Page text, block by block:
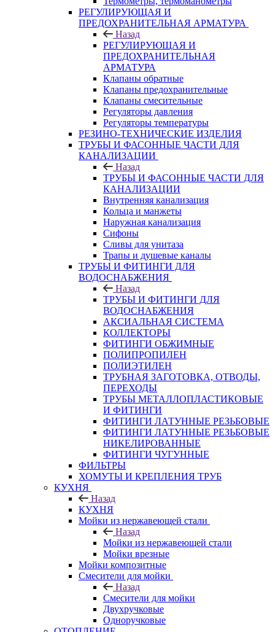
РЕГУЛИРУЮЩАЯ И
ПРЕДОХРАНИТЕЛЬНАЯ АРМАТУРА
Назад
РЕГУЛИРУЮЩАЯ И
ПРЕДОХРАНИТЕЛЬНАЯ
АРМАТУРА
Клапаны обратные
Клапаны предохранительные
Клапаны смесительные
Регуляторы давления
Регуляторы температуры
РЕЗИНО-ТЕХНИЧЕСКИЕ ИЗДЕЛИЯ
ТРУБЫ И ФАСОННЫЕ ЧАСТИ ДЛЯ
КАНАЛИЗАЦИИ
Назад
ТРУБЫ И ФАСОННЫЕ ЧАСТИ ДЛЯ
КАНАЛИЗАЦИИ
Внутренняя канализация
Кольца и манжеты
Наружная канализация
Сифоны
Сливы для унитаза
Трапы и душевые каналы
ТРУБЫ И ФИТИНГИ ДЛЯ
ВОДОСНАБЖЕНИЯ
Назад
ТРУБЫ И ФИТИНГИ ДЛЯ
ВОДОСНАБЖЕНИЯ
АКСИАЛЬНАЯ СИСТЕМА
КОЛЛЕКТОРЫ
ФИТИНГИ ОБЖИМНЫЕ
ПОЛИПРОПИЛЕН
ПОЛИЭТИЛЕН
ТРУБНАЯ ЗАГОТОВКА, ОТВОДЫ,
ПЕРЕХОДЫ
ТРУБЫ МЕТАЛЛОПЛАСТИКОВЫЕ
И ФИТИНГИ
ФИТИНГИ ЛАТУННЫЕ РЕЗЬБОВЫЕ
ФИТИНГИ ЛАТУННЫЕ РЕЗЬБОВЫЕ
НИКЕЛИРОВАННЫЕ
ФИТИНГИ ЧУГУННЫЕ
ФИЛЬТРЫ
ХОМУТЫ И КРЕПЛЕНИЯ ТРУБ
КУХНЯ
Назад
КУХНЯ
Мойки из нержавеющей стали
Назад
Мойки из нержавеющей стали
Мойки врезные
Мойки композитные
Смесители для мойки
Назад
Смесители для мойки
Двухручковые
Одноручковые